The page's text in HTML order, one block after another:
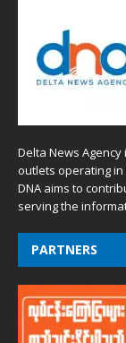
Delta News
outlets operating
DNA aims to
serving the
PARTNERS